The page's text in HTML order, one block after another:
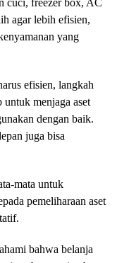
cuci, freezer box, AC
agar lebih efisien,
yang
efisien, langkah
menjaga aset
dengan baik.
juga bisa
mata untuk
pemeliharaan aset
bahwa belanja